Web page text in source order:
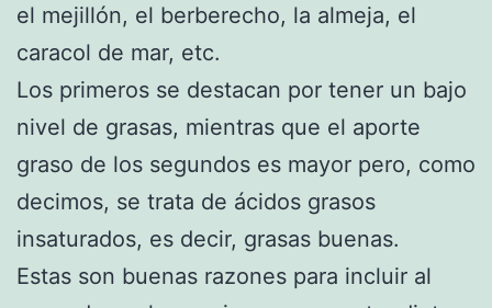
el mejillón, el berberecho, la almeja, el
caracol de mar, etc.
Los primeros se destacan por tener un bajo
nivel de grasas, mientras que el aporte
graso de los segundos es mayor pero, como
decimos, se trata de ácidos grasos
insaturados, es decir, grasas buenas.
Estas son buenas razones para incluir al